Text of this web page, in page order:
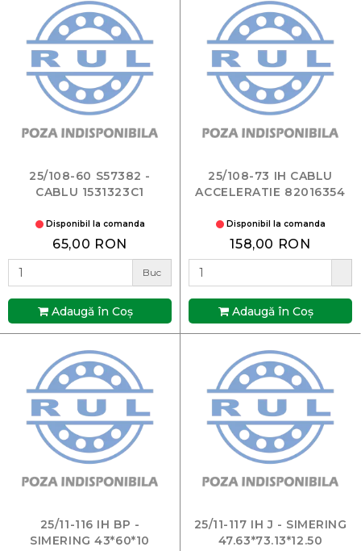
25/108-60 S57382 -
CABLU 1531323C1
Disponibil la comanda
65,00 RON
Buc
Adaugă în Coş
25/108-73 IH CABLU
ACCELERATIE 82016354
Disponibil la comanda
158,00 RON
Adaugă în Coş
25/11-116 IH BP -
SIMERING 43*60*10
25/11-117 IH J - SIMERING
47.63*73.13*12.50